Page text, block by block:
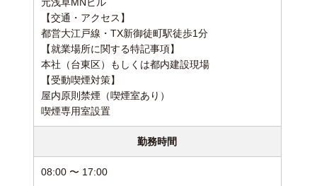
【交通・アクセス】
都営大江戸線・TX新御徒町駅徒歩1分
【就業場所に関する特記事項】
本社（台東区）もしくは都内建設現場
【受動喫煙対策】
屋内原則禁煙（喫煙室あり）
喫煙専用室設置
勤務時間
08:00 〜 17:00